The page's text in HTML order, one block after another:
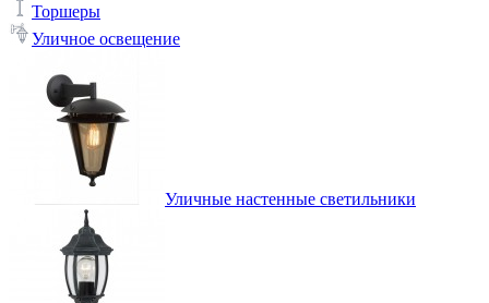
Торшеры
Уличное освещение
Уличные настенные светильники